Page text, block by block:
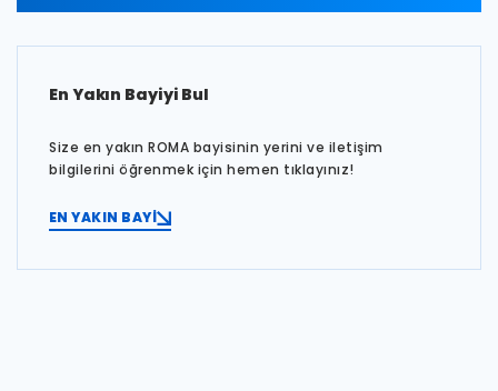
En Yakın Bayiyi Bul
Size en yakın ROMA bayisinin yerini ve iletişim
bilgilerini öğrenmek için hemen tıklayınız!
EN YAKIN BAYİ